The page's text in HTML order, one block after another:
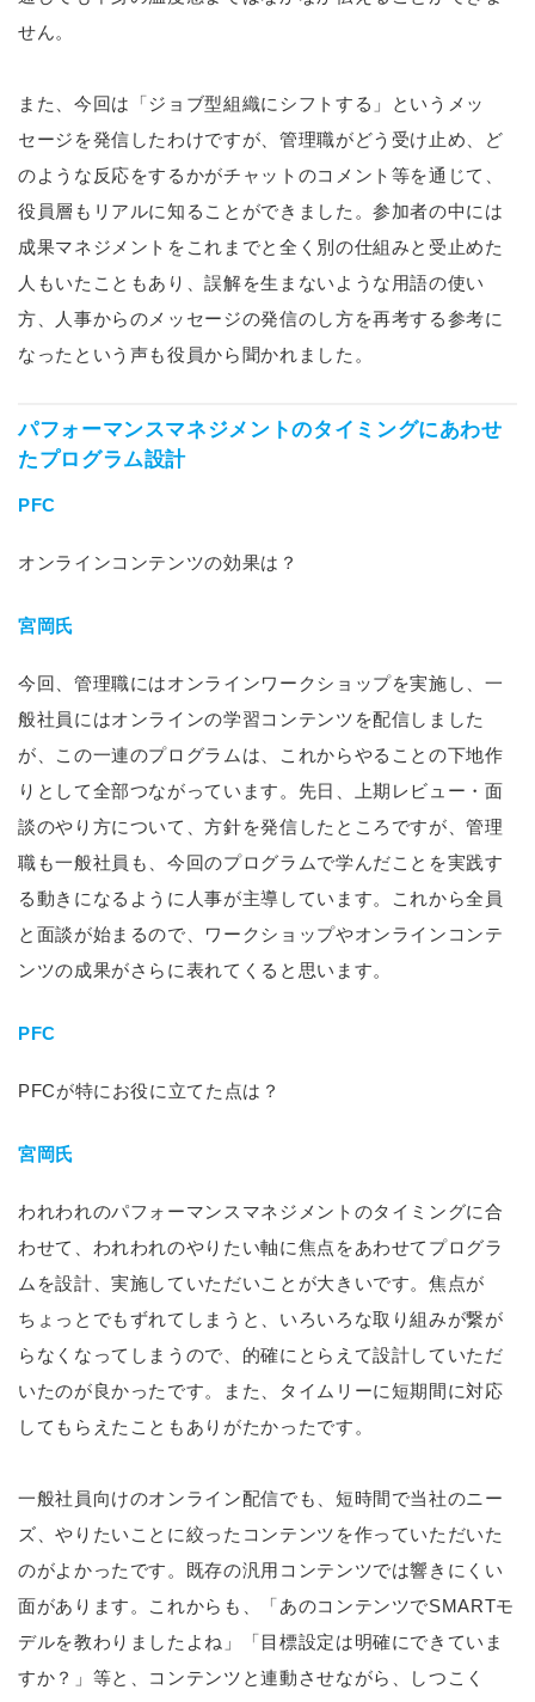
せん。
また、今回は「ジョブ型組織にシフトする」というメッ
セージを発信したわけですが、管理職がどう受け止め、ど
のような反応をするかがチャットのコメント等を通じて、
役員層もリアルに知ることができました。参加者の中には
成果マネジメントをこれまでと全く別の仕組みと受止めた
人もいたこともあり、誤解を生まないような用語の使い
方、人事からのメッセージの発信のし方を再考する参考に
なったという声も役員から聞かれました。
パフォーマンスマネジメントのタイミングにあわせ
たプログラム設計
PFC
オンラインコンテンツの効果は？
宮岡氏
今回、管理職にはオンラインワークショップを実施し、一
般社員にはオンラインの学習コンテンツを配信しました
が、この一連のプログラムは、これからやることの下地作
りとして全部つながっています。先日、上期レビュー・面
談のやり方について、方針を発信したところですが、管理
職も一般社員も、今回のプログラムで学んだことを実践す
る動きになるように人事が主導しています。これから全員
と面談が始まるので、ワークショップやオンラインコンテ
ンツの成果がさらに表れてくると思います。
PFC
PFCが特にお役に立てた点は？
宮岡氏
われわれのパフォーマンスマネジメントのタイミングに合
わせて、われわれのやりたい軸に焦点をあわせてプログラ
ムを設計、実施していただいことが大きいです。焦点が
ちょっとでもずれてしまうと、いろいろな取り組みが繋が
らなくなってしまうので、的確にとらえて設計していただ
いたのが良かったです。また、タイムリーに短期間に対応
してもらえたこともありがたかったです。
一般社員向けのオンライン配信でも、短時間で当社のニー
ズ、やりたいことに絞ったコンテンツを作っていただいた
のがよかったです。既存の汎用コンテンツでは響きにくい
面があります。これからも、「あのコンテンツでSMARTモ
デルを教わりましたよね」「目標設定は明確にできていま
すか？」等と、コンテンツと連動させながら、しつこく